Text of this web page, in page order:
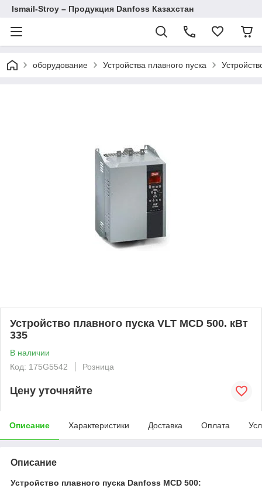
Ismail-Stroy – Продукция Danfoss Казахстан
оборудование Устройства плавного пуска
Устройство плавного пуска VLT MCD 500. кВт
335
В наличии
Код: 175G5542
Розница
Цену уточняйте
Описание Характеристики Доставка Оплата
Описание
Устройство плавного пуска Danfoss MCD 500: